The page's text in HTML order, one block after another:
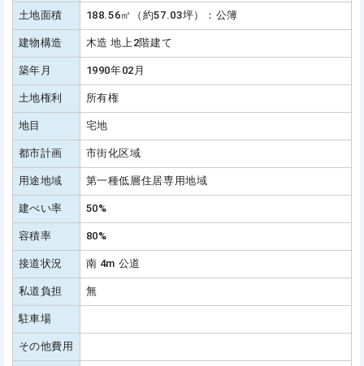
土地面積 188.56㎡（約57.03坪）：公簿
建物構造 木造 地上2階建て
築年月 1990年02月
土地権利 所有権
地目 宅地
都市計画 市街化区域
用途地域 第一種低層住居専用地域
建ぺい率 50%
容積率 80%
接道状況 南 4m 公道
私道負担 無
駐車場
その他費用